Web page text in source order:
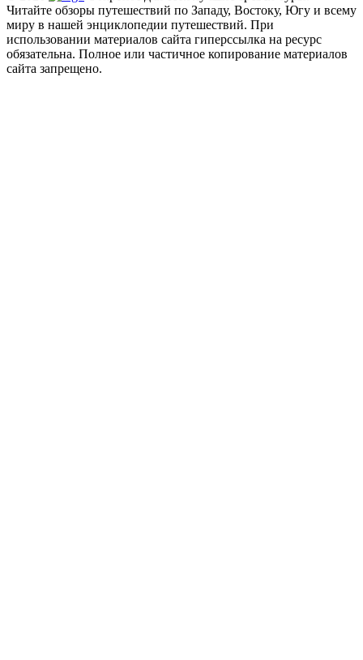
Читайте обзоры путешествий по Западу, Востоку, Югу и всему
миру в нашей энциклопедии путешествий. При
использовании материалов сайта гиперссылка на ресурс
обязательна. Полное или частичное копирование материалов
сайта запрещено.